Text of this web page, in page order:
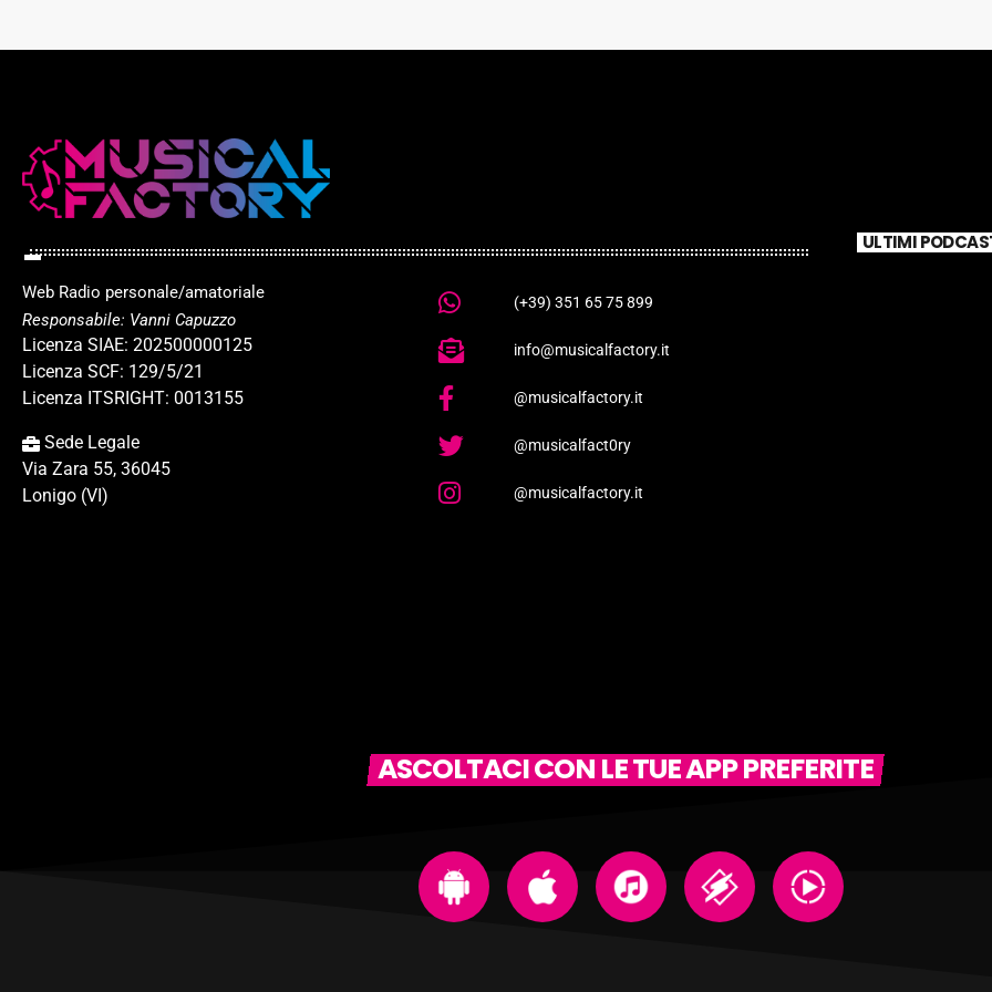
Web Radio personale/amatoriale
Responsabile: Vanni Capuzzo
Licenza SIAE: 202500000125
Licenza SCF: 129/5/21
Licenza ITSRIGHT: 0013155
Sede Legale
Via Zara 55, 36045
Lonigo (VI)
(+39) 351 65 75 899
info@musicalfactory.it
@musicalfactory.it
@musicalfact0ry
@musicalfactory.it
ULTIMI
ASCOLTACI CON LE TUE APP PREFERITE